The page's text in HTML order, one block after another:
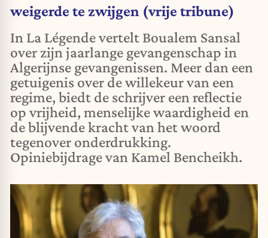
weigerde te zwijgen (vrije tribune)
In La Légende vertelt Boualem Sansal
over zijn jaarlange gevangenschap in
Algerijnse gevangenissen. Meer dan een
getuigenis over de willekeur van een
regime, biedt de schrijver een reflectie
op vrijheid, menselijke waardigheid en
de blijvende kracht van het woord
tegenover onderdrukking.
Opiniebijdrage van Kamel Bencheikh.